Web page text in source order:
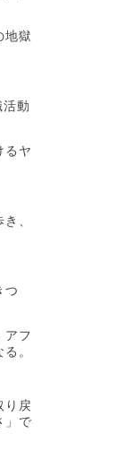
地獄
動
るヤ
、
つ
アフ
。
り戻
」で